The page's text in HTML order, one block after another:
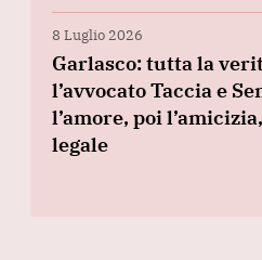
8 Luglio 2026
Garlasco: tutta la
l’avvocato Taccia e
l’amore, poi
legale